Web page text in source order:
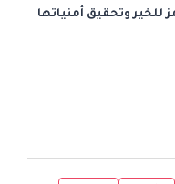
للخير وتحقيق أمنياتها